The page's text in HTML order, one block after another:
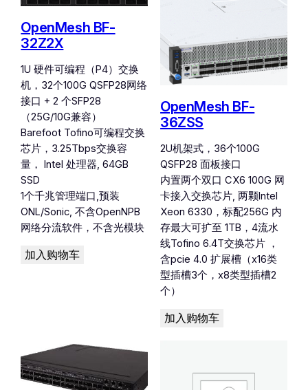
OpenMesh BF-
32Z2X
1U 硬件可编程（P4）交换
机，32个100G QSFP28网络
接口 + 2 个SFP28
（25G/10G兼容）
Barefoot Tofino可编程交换
芯片，3.25Tbps交换容
量， Intel 处理器, 64GB
SSD
1个千兆管理端口,预装
ONL/Sonic, 不含OpenNPB
网络分流软件，不含光模块
加入购物车
OpenMesh BF-
36ZSS
2U机架式，36个100G
QSFP28 面板接口
内置两个双口 CX6 100G 网
卡接入交换芯片, 两颗Intel
Xeon 6330，标配256G 内
存最大可扩至 1TB，4流水
线Tofino 6.4T交换芯片 ，
含pcie 4.0 扩展槽（x16类
型插槽3个，x8类型插槽2
个）
加入购物车